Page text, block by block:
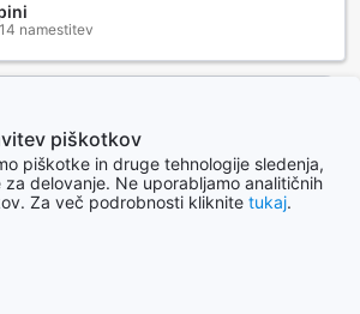
namestitev
Pokaži vse
mesta
piškotkov
piškotke in druge tehnologije sledenja,
delovanje. Ne uporabljamo analitičnih
Za več podrobnosti kliknite tukaj.